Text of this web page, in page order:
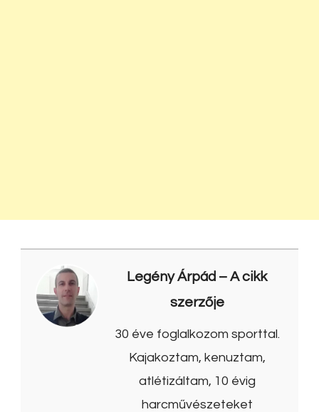
Legény Árpád – A cikk
szerzője
30 éve foglalkozom sporttal.
Kajakoztam, kenuztam,
atlétizáltam, 10 évig
harcművészeteket